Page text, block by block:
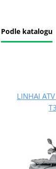
Podle katalogu
LINHAI